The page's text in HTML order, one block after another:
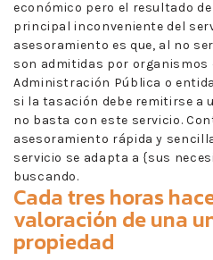
económico pero el resultado
principal inconveniente del
asesoramiento es que, al no
son admitidas por organismos
Administración Pública o
si la tasación debe remitirse a
no basta con este servicio.
asesoramiento rápida y
servicio se adapta a {sus
buscando.
Cada tres horas
valoración de una
propiedad